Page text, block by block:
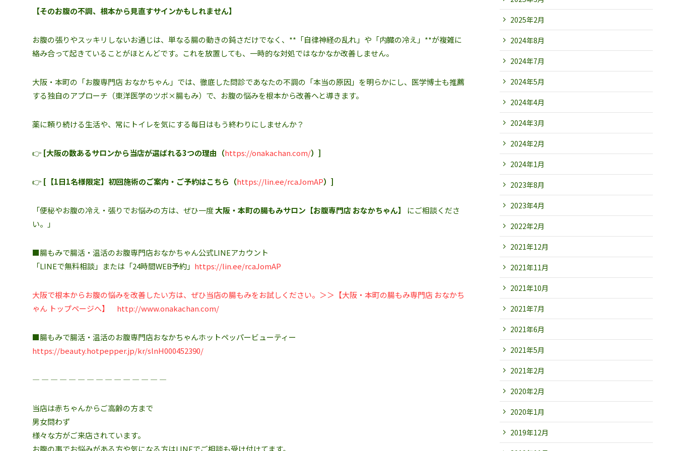
【そのお腹の不調、根本から見直すサインかもしれません】
お腹の張りやスッキリしないお通じは、単なる腸の動きの鈍さだけでなく、**「自律神経の乱れ」や「内臓の冷え」**が複雑に
絡み合って起きていることがほとんどです。これを放置しても、一時的な対処ではなかなか改善しません。
大阪・本町の「お腹専門店 おなかちゃん」では、徹底した問診であなたの不調の「本当の原因」を明らかにし、医学博士も推薦
する独自のアプローチ（東洋医学のツボ×腸もみ）で、お腹の悩みを根本から改善へと導きます。
薬に頼り続ける生活や、常にトイレを気にする毎日はもう終わりにしませんか？
👉 [大阪の数あるサロンから当店が選ばれる3つの理由（https://onakachan.com/）]
👉 [【1日1名様限定】初回施術のご案内・ご予約はこちら（https://lin.ee/rcaJomAP）]
「便秘やお腹の冷え・張りでお悩みの方は、ぜひ一度大阪・本町の腸もみサロン【お腹専門店 おなかちゃん】
にご相談くださ
い。」
■腸もみで腸活・温活のお腹専門店おなかちゃん公式LINEアカウント‬
「LINEで無料相談」または「24時間WEB予約」 https://lin.ee/rcaJomAP
大阪で根本からお腹の悩みを改善したい方は、ぜひ当店の腸もみをお試しください。＞＞【大阪・本町の腸もみ専門店 おなかち
ゃん トップページへ】
http://www.onakachan.com/
■腸もみで腸活・温活のお腹専門店おなかちゃんホットペッパービューティー
https://beauty.hotpepper.jp/kr/slnH000452390/
― ― ― ― ― ― ― ― ― ― ― ― ― ― ―
当店は赤ちゃんからご高齢の方まで
男女問わず
様々な方がご来店されています。
お腹の事でお悩みがある方や気になる方はLINEでご相談も受け付けてます。
2025年2月
2024年8月
2024年7月
2024年5月
2024年4月
2024年3月
2024年2月
2024年1月
2023年8月
2023年4月
2022年2月
2021年12月
2021年11月
2021年10月
2021年7月
2021年6月
2021年5月
2021年2月
2020年2月
2020年1月
2019年12月